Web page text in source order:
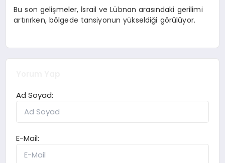
Bu son gelişmeler, İsrail ve Lübnan arasındaki gerilimi
artırırken, bölgede tansiyonun yükseldiği görülüyor.
Ad Soyad:
E-Mail: